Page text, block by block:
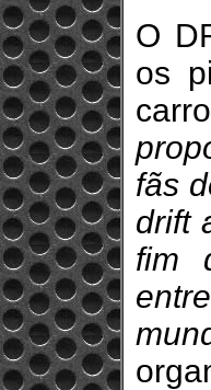
O
os
fãs
drift
fim